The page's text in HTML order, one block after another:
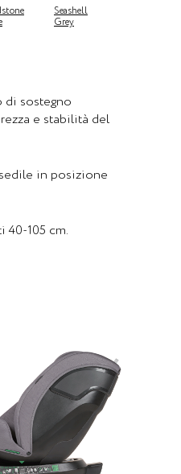
Seashell
Grey
di sostegno
e stabilità del
in posizione
40-105 cm.